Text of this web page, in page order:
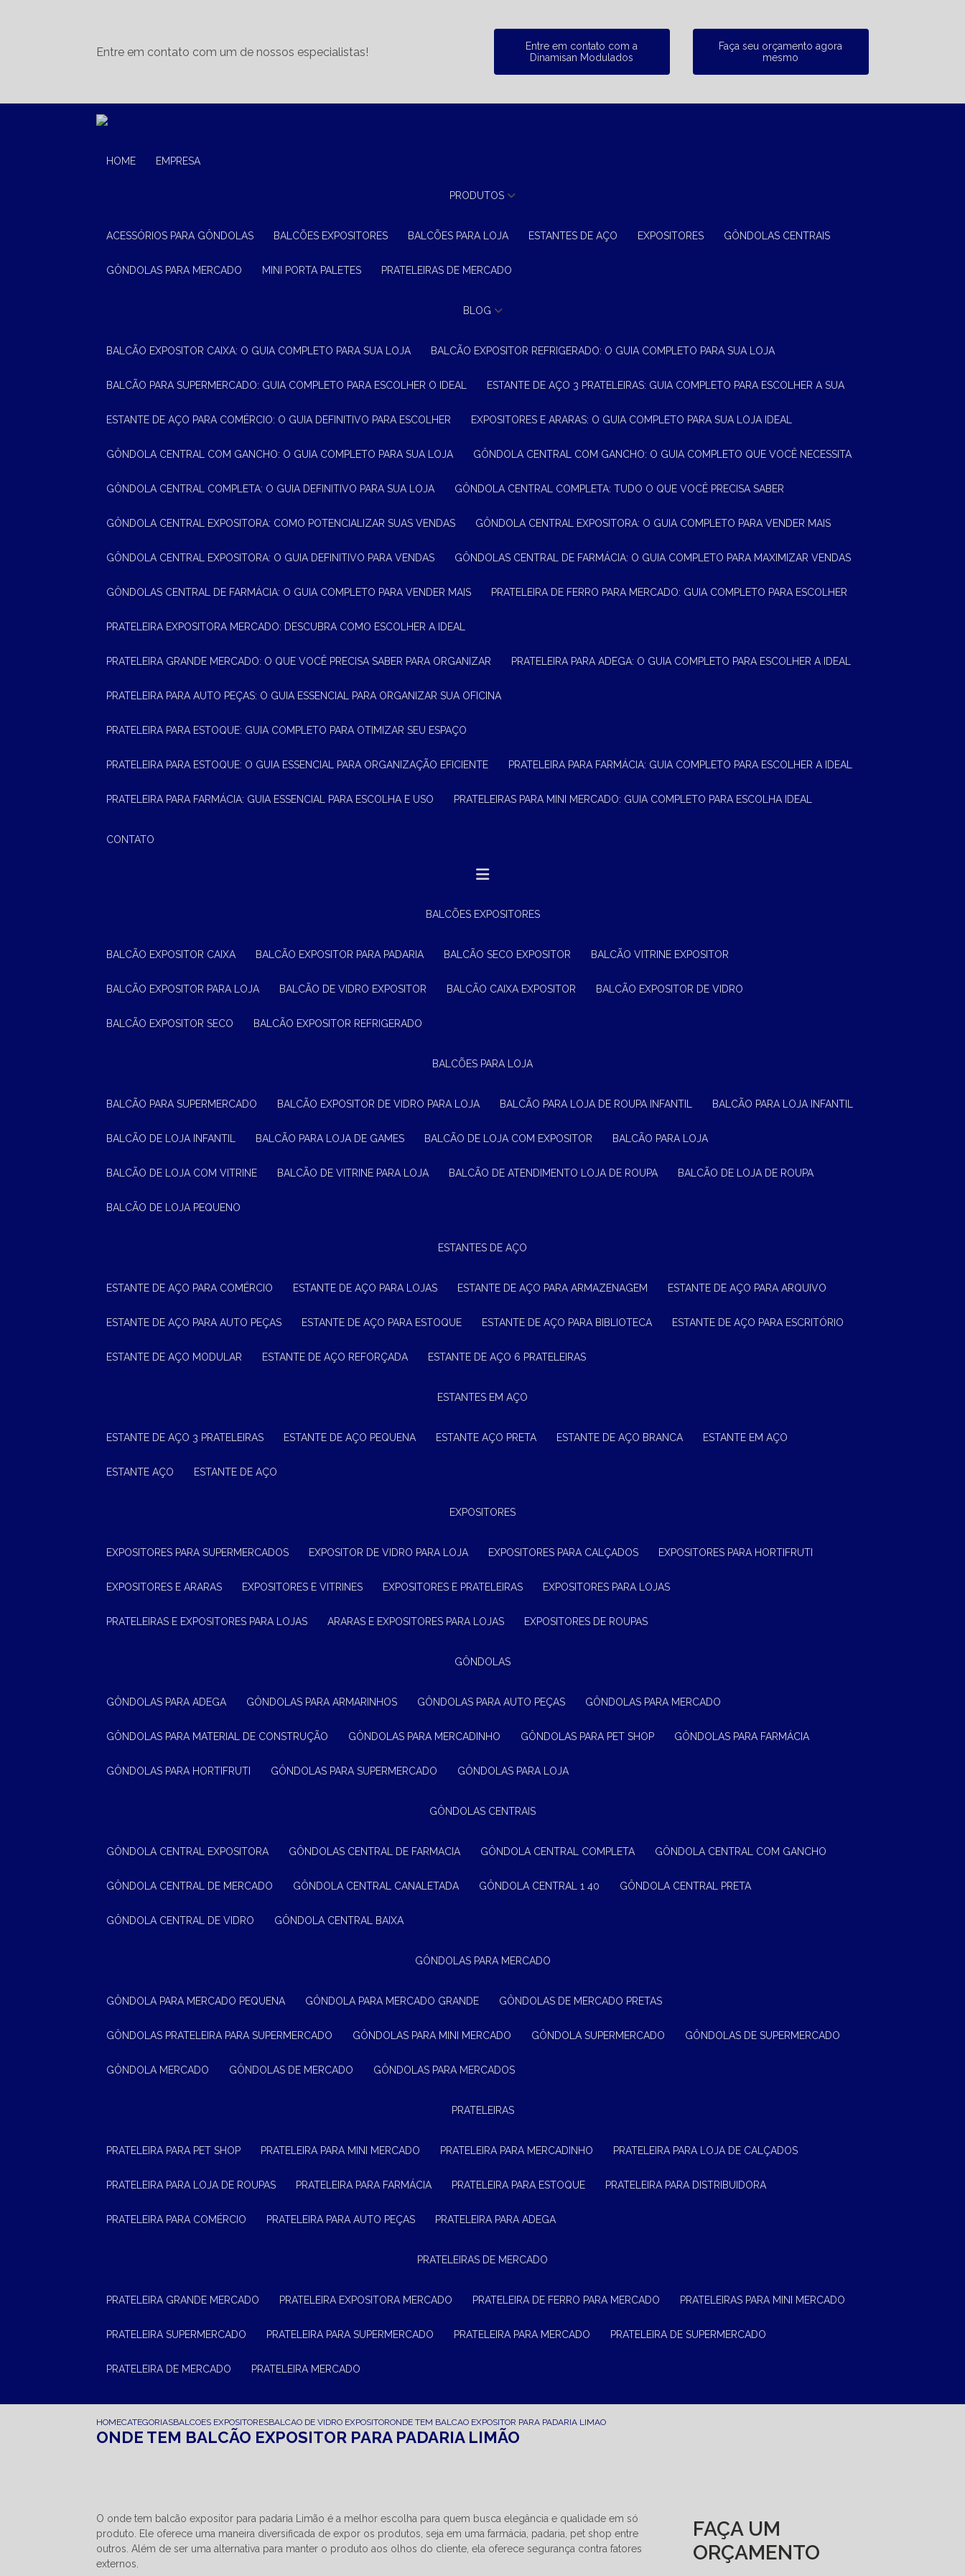
Entre em contato com um de nossos especialistas!
Entre em contato com a
Dinamisan Modulados
Faça seu orçamento agora
mesmo
HOME EMPRESA
PRODUTOS
ACESSÓRIOS PARA GÔNDOLAS BALCÕES EXPOSITORES BALCÕES PARA LOJA ESTANTES DE AÇO EXPOSITORES GÔNDOLAS CENTRAIS
GÔNDOLAS PARA MERCADO MINI PORTA PALETES PRATELEIRAS DE MERCADO
BLOG
BALCÃO EXPOSITOR CAIXA: O GUIA COMPLETO PARA SUA LOJA BALCÃO EXPOSITOR REFRIGERADO: O GUIA COMPLETO PARA SUA LOJA
BALCÃO PARA SUPERMERCADO: GUIA COMPLETO PARA ESCOLHER O IDEAL ESTANTE DE AÇO 3 PRATELEIRAS: GUIA COMPLETO PARA ESCOLHER A SUA
ESTANTE DE AÇO PARA COMÉRCIO: O GUIA DEFINITIVO PARA ESCOLHER EXPOSITORES E ARARAS: O GUIA COMPLETO PARA SUA LOJA IDEAL
GÔNDOLA CENTRAL COM GANCHO: O GUIA COMPLETO PARA SUA LOJA GÔNDOLA CENTRAL COM GANCHO: O GUIA COMPLETO QUE VOCÊ NECESSITA
GÔNDOLA CENTRAL COMPLETA: O GUIA DEFINITIVO PARA SUA LOJA GÔNDOLA CENTRAL COMPLETA: TUDO O QUE VOCÊ PRECISA SABER
GÔNDOLA CENTRAL EXPOSITORA: COMO POTENCIALIZAR SUAS VENDAS GÔNDOLA CENTRAL EXPOSITORA: O GUIA COMPLETO PARA VENDER MAIS
GÔNDOLA CENTRAL EXPOSITORA: O GUIA DEFINITIVO PARA VENDAS GÔNDOLAS CENTRAL DE FARMÁCIA: O GUIA COMPLETO PARA MAXIMIZAR VENDAS
GÔNDOLAS CENTRAL DE FARMÁCIA: O GUIA COMPLETO PARA VENDER MAIS PRATELEIRA DE FERRO PARA MERCADO: GUIA COMPLETO PARA ESCOLHER
PRATELEIRA EXPOSITORA MERCADO: DESCUBRA COMO ESCOLHER A IDEAL
PRATELEIRA GRANDE MERCADO: O QUE VOCÊ PRECISA SABER PARA ORGANIZAR PRATELEIRA PARA ADEGA: O GUIA COMPLETO PARA ESCOLHER A IDEAL
PRATELEIRA PARA AUTO PEÇAS: O GUIA ESSENCIAL PARA ORGANIZAR SUA OFICINA
PRATELEIRA PARA ESTOQUE: GUIA COMPLETO PARA OTIMIZAR SEU ESPAÇO
PRATELEIRA PARA ESTOQUE: O GUIA ESSENCIAL PARA ORGANIZAÇÃO EFICIENTE PRATELEIRA PARA FARMÁCIA: GUIA COMPLETO PARA ESCOLHER A IDEAL
PRATELEIRA PARA FARMÁCIA: GUIA ESSENCIAL PARA ESCOLHA E USO PRATELEIRAS PARA MINI MERCADO: GUIA COMPLETO PARA ESCOLHA IDEAL
CONTATO
BALCÕES EXPOSITORES
BALCÃO EXPOSITOR CAIXA BALCÃO EXPOSITOR PARA PADARIA BALCÃO SECO EXPOSITOR BALCÃO VITRINE EXPOSITOR
BALCÃO EXPOSITOR PARA LOJA BALCÃO DE VIDRO EXPOSITOR BALCÃO CAIXA EXPOSITOR BALCÃO EXPOSITOR DE VIDRO
BALCÃO EXPOSITOR SECO BALCÃO EXPOSITOR REFRIGERADO
BALCÕES PARA LOJA
BALCÃO PARA SUPERMERCADO BALCÃO EXPOSITOR DE VIDRO PARA LOJA BALCÃO PARA LOJA DE ROUPA INFANTIL BALCÃO PARA LOJA INFANTIL
BALCÃO DE LOJA INFANTIL BALCÃO PARA LOJA DE GAMES BALCÃO DE LOJA COM EXPOSITOR BALCÃO PARA LOJA
BALCÃO DE LOJA COM VITRINE BALCÃO DE VITRINE PARA LOJA BALCÃO DE ATENDIMENTO LOJA DE ROUPA BALCÃO DE LOJA DE ROUPA
BALCÃO DE LOJA PEQUENO
ESTANTES DE AÇO
ESTANTE DE AÇO PARA COMÉRCIO ESTANTE DE AÇO PARA LOJAS ESTANTE DE AÇO PARA ARMAZENAGEM ESTANTE DE AÇO PARA ARQUIVO
ESTANTE DE AÇO PARA AUTO PEÇAS ESTANTE DE AÇO PARA ESTOQUE ESTANTE DE AÇO PARA BIBLIOTECA ESTANTE DE AÇO PARA ESCRITÓRIO
ESTANTE DE AÇO MODULAR ESTANTE DE AÇO REFORÇADA ESTANTE DE AÇO 6 PRATELEIRAS
ESTANTES EM AÇO
ESTANTE DE AÇO 3 PRATELEIRAS ESTANTE DE AÇO PEQUENA ESTANTE AÇO PRETA ESTANTE DE AÇO BRANCA ESTANTE EM AÇO
ESTANTE AÇO ESTANTE DE AÇO
EXPOSITORES
EXPOSITORES PARA SUPERMERCADOS EXPOSITOR DE VIDRO PARA LOJA EXPOSITORES PARA CALÇADOS EXPOSITORES PARA HORTIFRUTI
EXPOSITORES E ARARAS EXPOSITORES E VITRINES EXPOSITORES E PRATELEIRAS EXPOSITORES PARA LOJAS
PRATELEIRAS E EXPOSITORES PARA LOJAS ARARAS E EXPOSITORES PARA LOJAS EXPOSITORES DE ROUPAS
GÔNDOLAS
GÔNDOLAS PARA ADEGA GÔNDOLAS PARA ARMARINHOS GÔNDOLAS PARA AUTO PEÇAS GÔNDOLAS PARA MERCADO
GÔNDOLAS PARA MATERIAL DE CONSTRUÇÃO GÔNDOLAS PARA MERCADINHO GÔNDOLAS PARA PET SHOP GÔNDOLAS PARA FARMÁCIA
GÔNDOLAS PARA HORTIFRUTI GÔNDOLAS PARA SUPERMERCADO GÔNDOLAS PARA LOJA
GÔNDOLAS CENTRAIS
GÔNDOLA CENTRAL EXPOSITORA GÔNDOLAS CENTRAL DE FARMACIA GÔNDOLA CENTRAL COMPLETA GÔNDOLA CENTRAL COM GANCHO
GÔNDOLA CENTRAL DE MERCADO GÔNDOLA CENTRAL CANALETADA GÔNDOLA CENTRAL 1 40 GÔNDOLA CENTRAL PRETA
GÔNDOLA CENTRAL DE VIDRO GÔNDOLA CENTRAL BAIXA
GÔNDOLAS PARA MERCADO
GÔNDOLA PARA MERCADO PEQUENA GÔNDOLA PARA MERCADO GRANDE GÔNDOLAS DE MERCADO PRETAS
GÔNDOLAS PRATELEIRA PARA SUPERMERCADO GÔNDOLAS PARA MINI MERCADO GÔNDOLA SUPERMERCADO GÔNDOLAS DE SUPERMERCADO
GÔNDOLA MERCADO GÔNDOLAS DE MERCADO GÔNDOLAS PARA MERCADOS
PRATELEIRAS
PRATELEIRA PARA PET SHOP PRATELEIRA PARA MINI MERCADO PRATELEIRA PARA MERCADINHO PRATELEIRA PARA LOJA DE CALÇADOS
PRATELEIRA PARA LOJA DE ROUPAS PRATELEIRA PARA FARMÁCIA PRATELEIRA PARA ESTOQUE PRATELEIRA PARA DISTRIBUIDORA
PRATELEIRA PARA COMÉRCIO PRATELEIRA PARA AUTO PEÇAS PRATELEIRA PARA ADEGA
PRATELEIRAS DE MERCADO
PRATELEIRA GRANDE MERCADO PRATELEIRA EXPOSITORA MERCADO PRATELEIRA DE FERRO PARA MERCADO PRATELEIRAS PARA MINI MERCADO
PRATELEIRA SUPERMERCADO PRATELEIRA PARA SUPERMERCADO PRATELEIRA PARA MERCADO PRATELEIRA DE SUPERMERCADO
PRATELEIRA DE MERCADO PRATELEIRA MERCADO
HOMECATEGORIASBALCOES EXPOSITORESBALCAO DE VIDRO EXPOSITORONDE TEM BALCAO EXPOSITOR PARA PADARIA LIMAO
ONDE TEM BALCÃO EXPOSITOR PARA PADARIA LIMÃO
O onde tem balcão expositor para padaria Limão é a melhor escolha para quem busca elegância e qualidade em só
produto. Ele oferece uma maneira diversificada de expor os produtos, seja em uma farmácia, padaria, pet shop entre
outros. Além de ser uma alternativa para manter o produto aos olhos do cliente, ela oferece segurança contra fatores
externos.
FAÇA UM
ORÇAMENTO